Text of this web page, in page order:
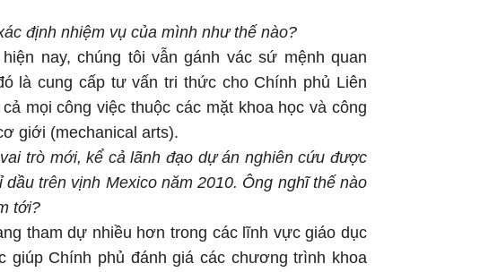
định nhiệm vụ của mình như thế nào?
nay, chúng tôi vẫn gánh vác sứ mệnh quan
là cung cấp tư vấn tri thức cho Chính phủ Liên
mọi công việc thuộc các mặt khoa học và công
giới (mechanical arts).
trò mới, kể cả lãnh đạo dự án nghiên cứu được
trên vịnh Mexico năm 2010. Ông nghĩ thế nào
tới?
tham dự nhiều hơn trong các lĩnh vực giáo dục
giúp Chính phủ đánh giá các chương trình khoa